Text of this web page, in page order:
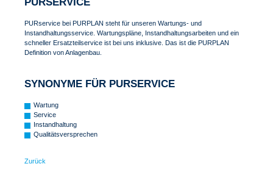
PURservice bei PURPLAN steht für unseren Wartungs- und
Instandhaltungsservice. Wartungspläne, Instandhaltungsarbeiten und ein
schneller Ersatzteilservice ist bei uns inklusive. Das ist die PURPLAN
Definition von Anlagenbau.
SYNONYME FÜR PURSERVICE
Wartung
Service
Instandhaltung
Qualitätsversprechen
Zurück